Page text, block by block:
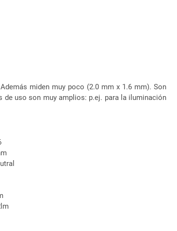
miden muy poco (2.0 mm x 1.6 mm). Son
de uso son muy amplios: p.ej. para la iluminación